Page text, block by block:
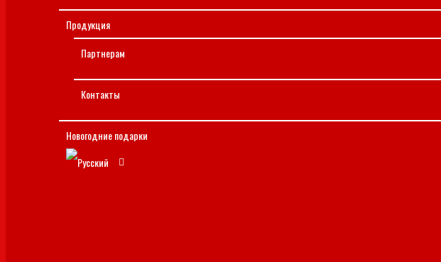
Продукция
Партнерам
Контакты
Новогодние подарки